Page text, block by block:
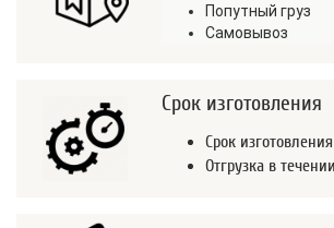
Попутный груз
Самовывоз
Срок изготовления
Срок
Отгрузка в